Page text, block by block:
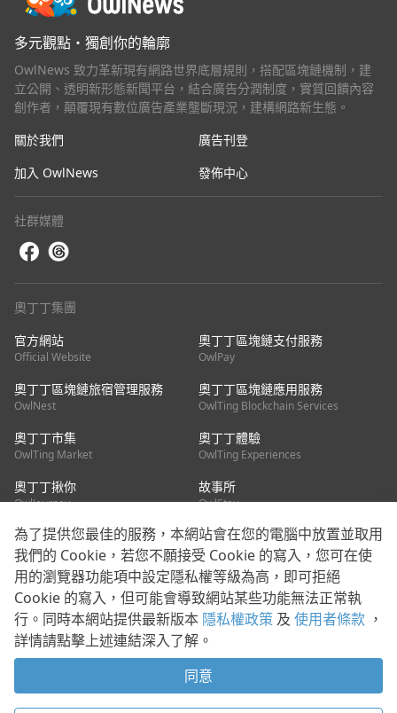
多元觀點・獨創你的輪廓
OwlNews 致力革新現有網路世界底層規則，搭配區塊鏈機制，建
立公開、透明新形態新聞平台，結合廣告分潤制度，實質回饋內容
創作者，顛覆現有數位廣告產業壟斷現況，建構網路新生態。
關於我們
廣告刊登
加入 OwlNews
發佈中心
社群媒體
奧丁丁集團
官方網站
Official Website
奧丁丁區塊鏈支付服務
OwlPay
奧丁丁區塊鏈旅宿管理服務
OwlNest
奧丁丁區塊鏈應用服務
OwlTing Blockchain Services
奧丁丁市集
OwlTing Market
奧丁丁體驗
OwlTing Experiences
奧丁丁揪你
OwlJourney
故事所
OwlStay
聯絡我們
客服信箱：mediapartner@owlting.com
服務信箱 / 廣告洽詢：info_owlnews@owlting.com
媒體合作 / 新聞稿提供：mediapartner@owlting.com
本平台之內容符合第三方智慧財產權規範，若有疑慮歡迎來信告
為了提供您最佳的服務，本網站會在您的電腦中放置並取用
我們的 Cookie，若您不願接受 Cookie 的寫入，您可在使
用的瀏覽器功能項中設定隱私權等級為高，即可拒絕
Cookie 的寫入，但可能會導致網站某些功能無法正常執
行。同時本網站提供最新版本 隱私權政策 及 使用者條款 ，
詳情請點擊上述連結深入了解。
同意